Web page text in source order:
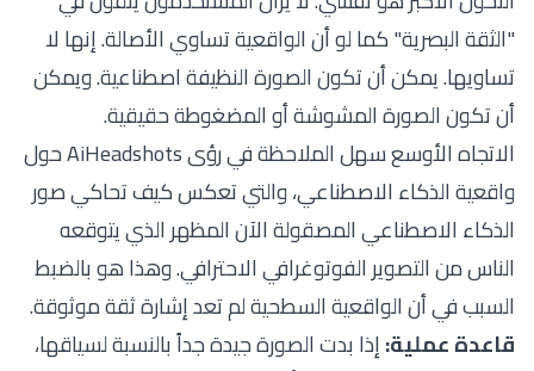
"الثقة البصرية" كما لو أن الواقعية تساوي الأصالة. إنها لا
تساويها. يمكن أن تكون الصورة النظيفة اصطناعية. ويمكن
أن تكون الصورة المشوشة أو المضغوطة حقيقية.
الاتجاه الأوسع سهل الملاحظة في
رؤى AiHeadshots حول
واقعية الذكاء الاصطناعي، والتي تعكس كيف تحاكي صور
الذكاء الاصطناعي المصقولة الآن المظهر الذي يتوقعه
الناس من التصوير الفوتوغرافي الاحترافي. وهذا هو بالضبط
السبب في أن الواقعية السطحية لم تعد إشارة ثقة موثوقة.
قاعدة عملية:إذا بدت الصورة جيدة جداً بالنسبة لسياقها،